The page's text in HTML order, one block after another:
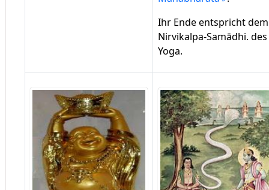
Ihr Ende entspricht dem
Nirvikalpa-Samādhi. des
Yoga.